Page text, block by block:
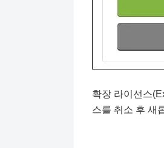
확장 라이선스
스를 취소 후 새